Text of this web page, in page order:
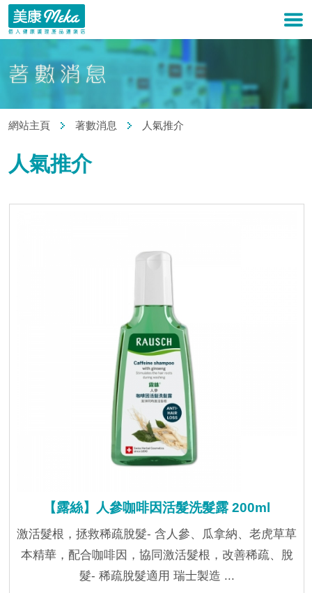
網站主頁 著數消息 人氣推介
人氣推介
【露絲】人參咖啡因活髮洗髮露 200ml
激活髮根，拯救稀疏脫髮- 含人參、瓜拿納、老虎草草
本精華，配合咖啡因，協同激活髮根，改善稀疏、脫
髮- 稀疏脫髮適用 瑞士製造 ...